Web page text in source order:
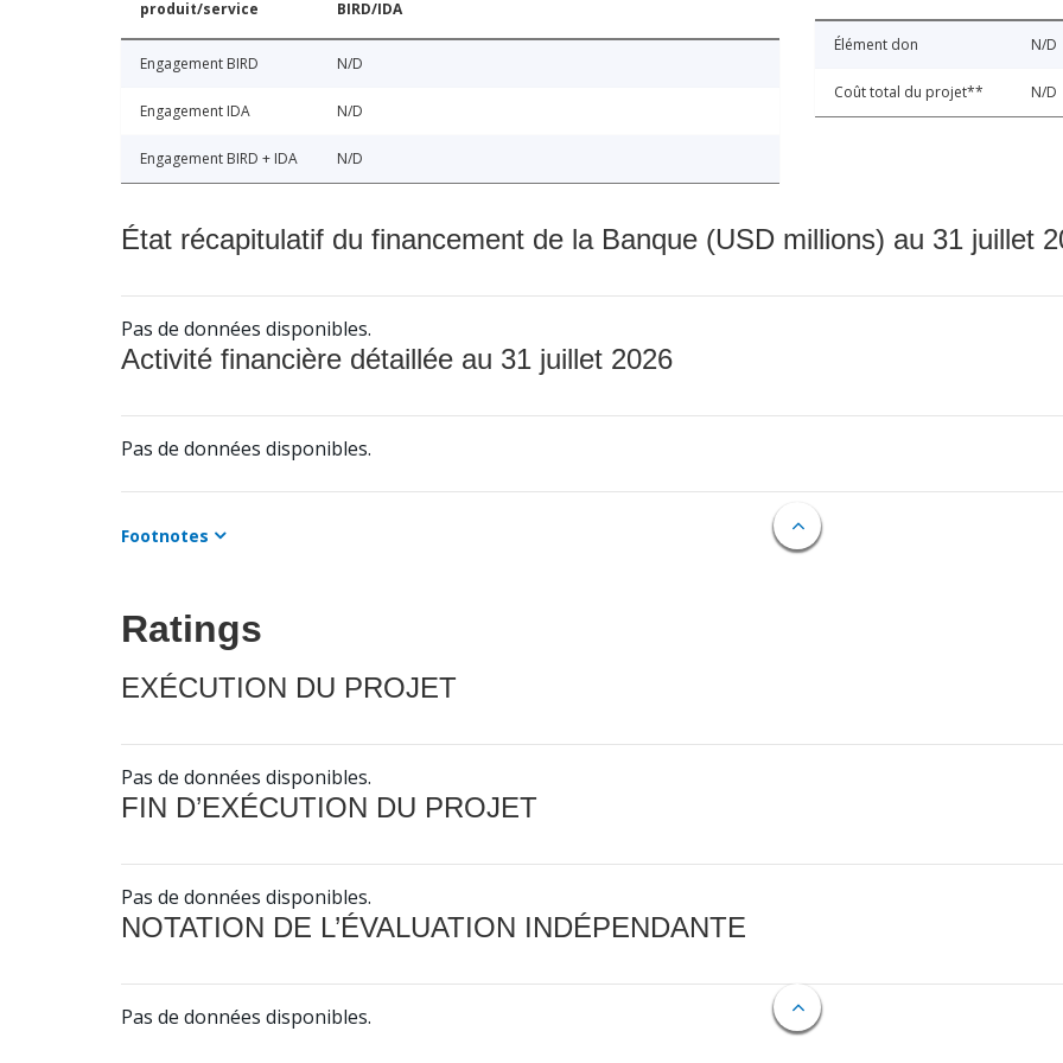
produit/service BIRD/IDA
Engagement BIRD N/D
Engagement IDA N/D
Engagement BIRD + IDA N/D
Élément don N/D
Coût total du projet** N/D
État récapitulatif du financement de la Banque (USD millions) au 31 juillet
Pas de données disponibles.
Activité financière détaillée au 31 juillet 2026
Pas de données disponibles.
Footnotes
Ratings
EXÉCUTION DU PROJET
Pas de données disponibles.
FIN D’EXÉCUTION DU PROJET
Pas de données disponibles.
NOTATION DE L’ÉVALUATION INDÉPENDANTE
Pas de données disponibles.